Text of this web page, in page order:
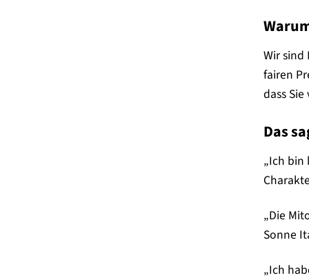
Wir sind
fairen
dass
Das
„Ich bin
„Die
Sonne
„Ich